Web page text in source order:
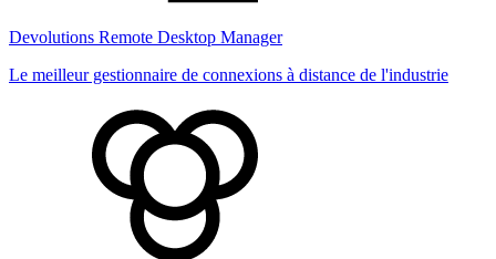
Devolutions Remote Desktop Manager
Le meilleur gestionnaire de connexions à distance de l'industrie